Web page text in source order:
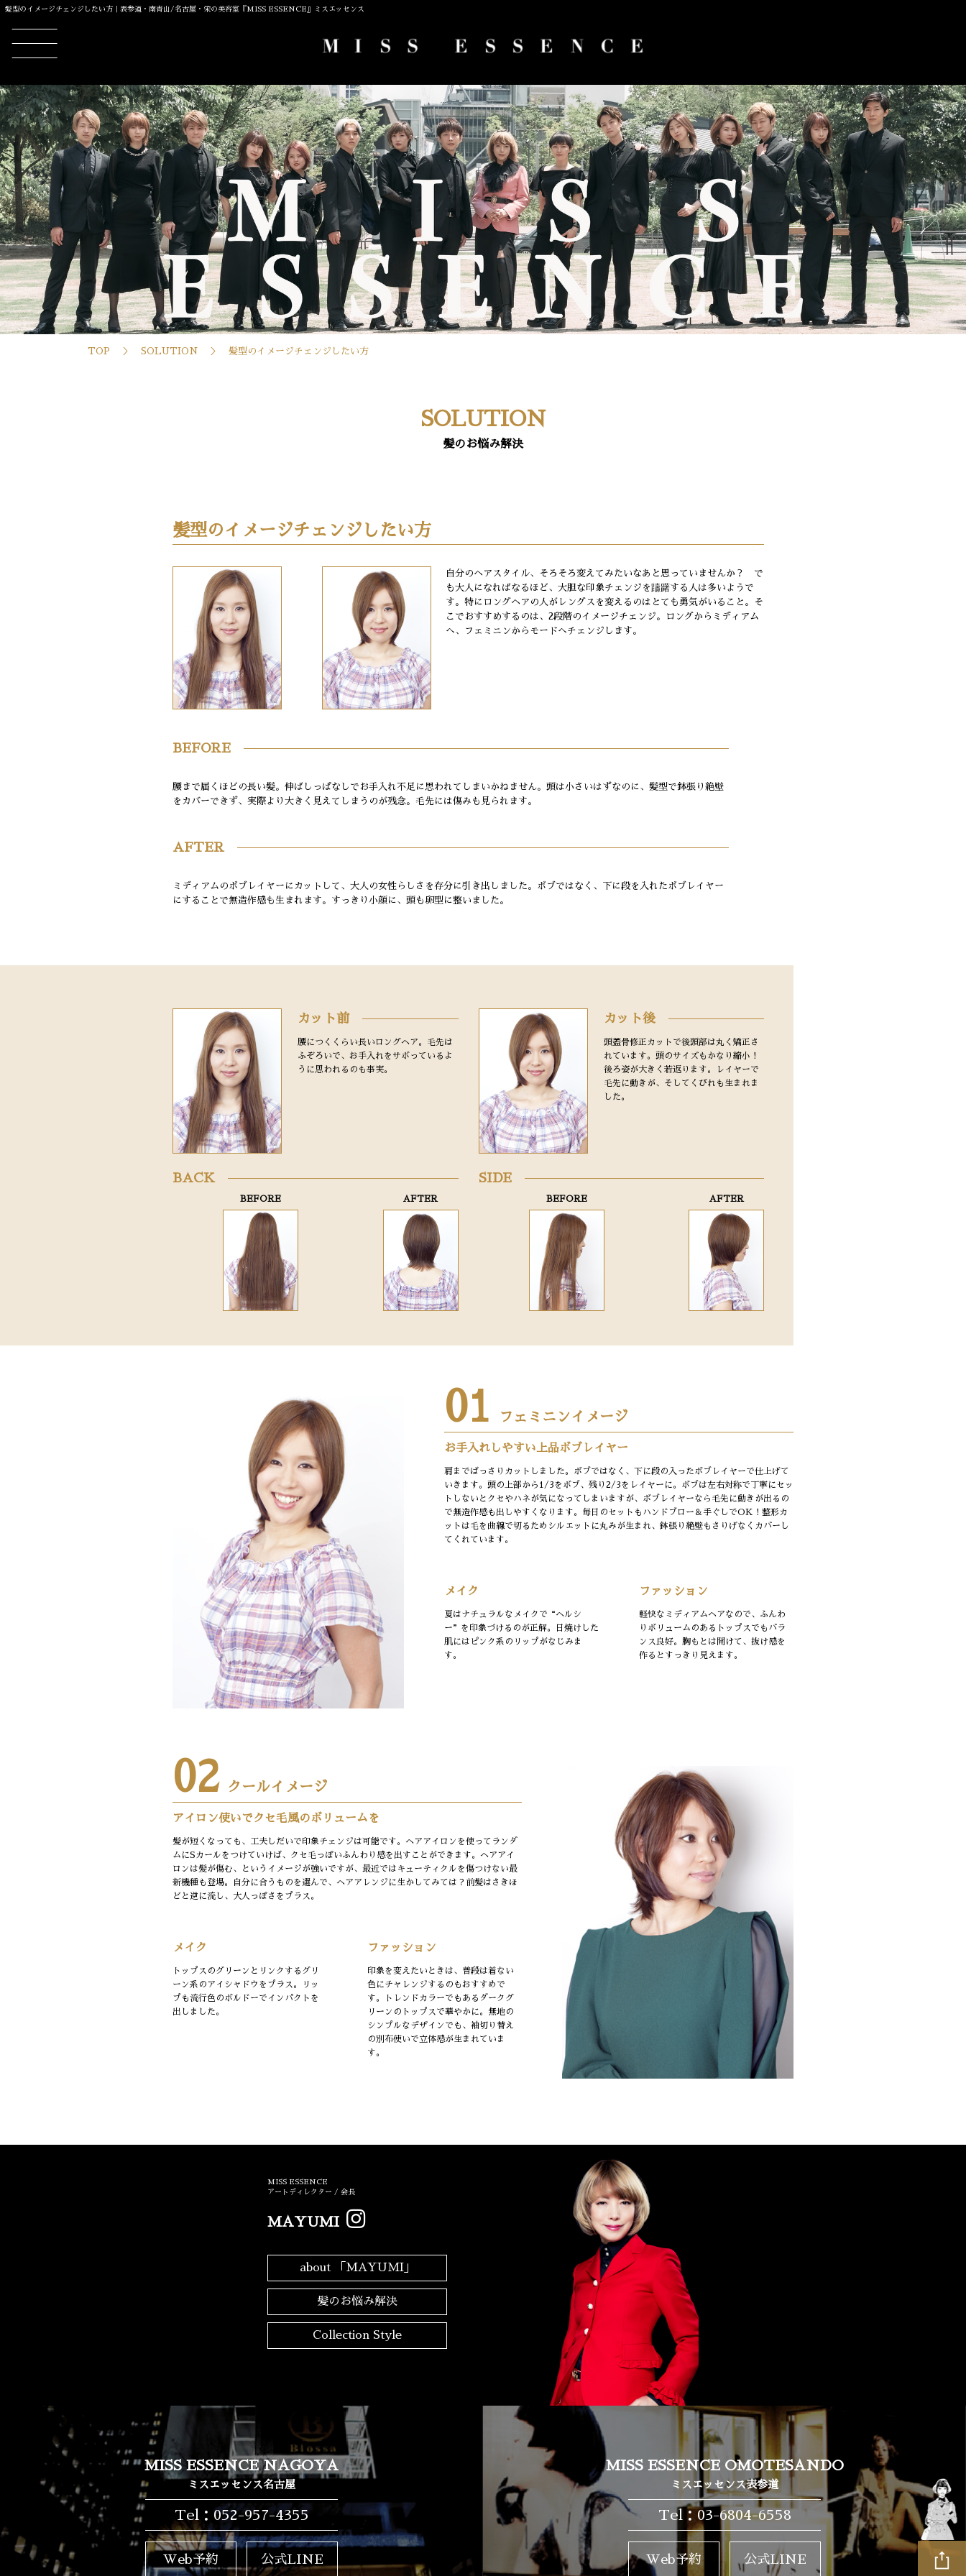
髪型のイメージチェンジしたい方｜表参道・南青山/名古屋・栄の美容室『MISS ESSENCE』ミスエッセンス
TOP SOLUTION 髪型のイメージチェンジしたい方
SOLUTION
髪のお悩み解決
髪型のイメージチェンジしたい方
自分のヘアスタイル、そろそろ変えてみたいなあと思っていませんか？ で
も大人になればなるほど、大胆な印象チェンジを躊躇する人は多いようで
す。特にロングヘアの人がレングスを変えるのはとても勇気がいること。そ
こでおすすめするのは、2段階のイメージチェンジ。ロングからミディアム
へ、フェミニンからモードへチェンジします。
BEFORE
腰まで届くほどの長い髪。伸ばしっぱなしでお手入れ不足に思われてしまいかねません。頭は小さいはずなのに、髪型で鉢張り絶壁
をカバーできず、実際より大きく見えてしまうのが残念。毛先には傷みも見られます。
AFTER
ミディアムのボブレイヤーにカットして、大人の女性らしさを存分に引き出しました。ボブではなく、下に段を入れたボブレイヤー
にすることで無造作感も生まれます。すっきり小顔に、頭も卵型に整いました。
カット前
腰につくくらい長いロングヘア。毛先は
ふぞろいで、お手入れをサボっているよ
うに思われるのも事実。
カット後
頭蓋骨修正カットで後頭部は丸く矯正さ
れています。頭のサイズもかなり縮小！
後ろ姿が大きく若返ります。レイヤーで
毛先に動きが、そしてくびれも生まれま
した。
BACK
BEFORE AFTER
SIDE
BEFORE AFTER
01 フェミニンイメージ
お手入れしやすい上品ボブレイヤー
肩までばっさりカットしました。ボブではなく、下に段の入ったボブレイヤーで仕上げて
いきます。頭の上部から1/3をボブ、残り2/3をレイヤーに。ボブは左右対称で丁寧にセッ
トしないとクセやハネが気になってしまいますが、ボブレイヤーなら毛先に動きが出るの
で無造作感も出しやすくなります。毎日のセットもハンドブロー＆手ぐしでOK！整形カ
ットは毛を曲線で切るためシルエットに丸みが生まれ、鉢張り絶壁もさりげなくカバーし
てくれています。
ファッション
軽快なミディアムヘアなので、ふんわ
りボリュームのあるトップスでもバラ
ンス良好。胸もとは開けて、抜け感を
作るとすっきり見えます。
メイク
夏はナチュラルなメイクで“ヘルシ
ー”を印象づけるのが正解。日焼けした
肌にはピンク系のリップがなじみま
す。
02 クールイメージ
アイロン使いでクセ毛風のボリュームを
髪が短くなっても、工夫しだいで印象チェンジは可能です。ヘアアイロンを使ってランダ
ムにSカールをつけていけば、クセ毛っぽいふんわり感を出すことができます。ヘアアイ
ロンは髪が傷む、というイメージが強いですが、最近ではキューティクルを傷つけない最
新機種も登場。自分に合うものを選んで、ヘアアレンジに生かしてみては？前髪はさきほ
どと逆に流し、大人っぽさをプラス。
ファッション
印象を変えたいときは、普段は着ない
色にチャレンジするのもおすすめで
す。トレンドカラーでもあるダークグ
リーンのトップスで華やかに。無地の
シンプルなデザインでも、袖切り替え
の別布使いで立体感が生まれていま
す。
メイク
トップスのグリーンとリンクするグリ
ーン系のアイシャドウをプラス。リッ
プも流行色のボルドーでインパクトを
出しました。
MISS ESSENCE
アートディレクター / 会長
MAYUMI
about 「MAYUMI」
髪のお悩み解決
Collection Style
MISS ESSENCE NAGOYA
ミスエッセンス名古屋
Tel：052-957-4355
Web予約 公式LINE
MISS ESSENCE OMOTESANDO
ミスエッセンス表参道
Tel：03-6804-6558
Web予約 公式LINE